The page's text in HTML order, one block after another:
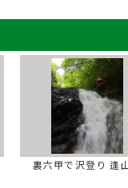
裏六甲で沢登り 逢